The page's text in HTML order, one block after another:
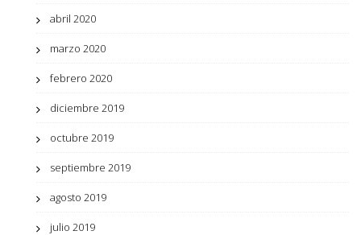
abril 2020
marzo 2020
febrero 2020
diciembre 2019
octubre 2019
septiembre 2019
agosto 2019
julio 2019